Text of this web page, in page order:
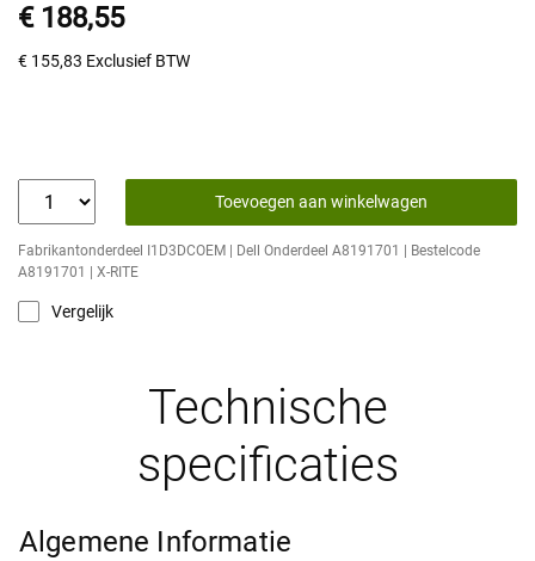
€ 188,55
€ 155,83 Exclusief BTW
Toevoegen aan winkelwagen
Fabrikantonderdeel I1D3DCOEM | Dell Onderdeel A8191701 | Bestelcode
A8191701 | X-RITE
Vergelijk
Technische
specificaties
Algemene Informatie